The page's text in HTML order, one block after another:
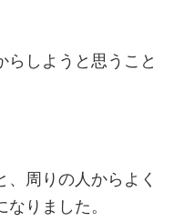
らしようと思うこと
、周りの人からよく
りました。